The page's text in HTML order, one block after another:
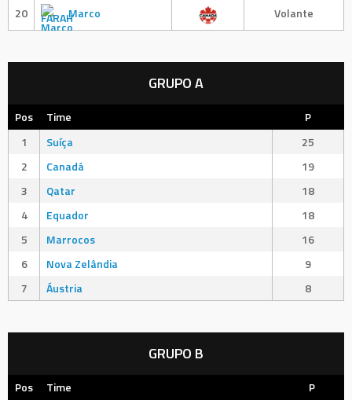
20
Marco Volante
GRUPO A
Pos Time
P
1
Suíça
25
2
Canadá
19
3
Qatar
18
4
Equador
18
5
Marrocos
16
6
Nova Zelândia
9
7
Áustria 8
GRUPO B
Pos Time
P